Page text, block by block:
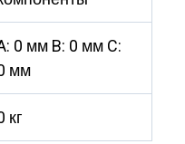
0 мм B: 0 мм C:
мм
кг